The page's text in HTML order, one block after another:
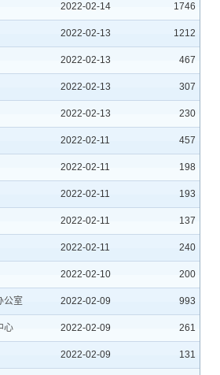
2022-02-14 1746
2022-02-13 1212
2022-02-13 467
2022-02-13 307
2022-02-13 230
2022-02-11 457
2022-02-11 198
2022-02-11 193
2022-02-11 137
2022-02-11 240
2022-02-10 200
公室 2022-02-09 993
心 2022-02-09 261
2022-02-09 131